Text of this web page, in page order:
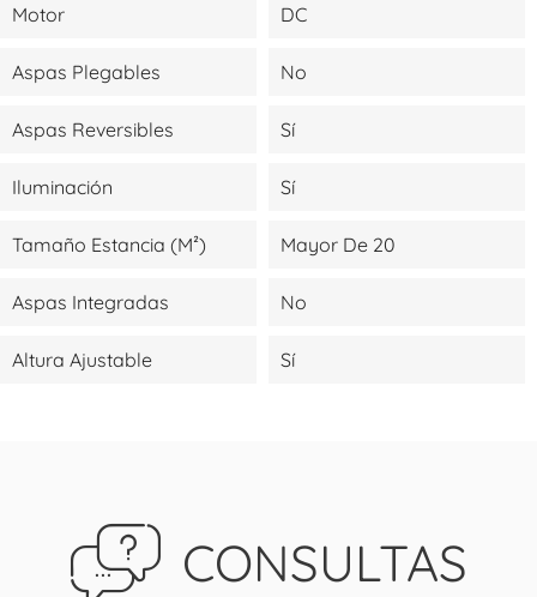
Motor DC
Aspas Plegables No
Aspas Reversibles Sí
Iluminación Sí
Tamaño Estancia (m²) Mayor De 20
Aspas Integradas No
Altura Ajustable Sí
CONSULTAS